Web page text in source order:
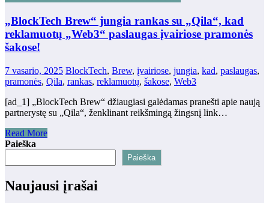
„BlockTech Brew“ jungia rankas su „Qila“, kad
reklamuotų „Web3“ paslaugas įvairiose pramonės
šakose!
7 vasario, 2025 BlockTech, Brew, įvairiose, jungia, kad, paslaugas,
pramonės, Qila, rankas, reklamuotų, šakose, Web3
[ad_1] „BlockTech Brew“ džiaugiasi galėdamas pranešti apie naują
partnerystę su „Qila“, ženklinant reikšmingą žingsnį link…
Read More
Paieška
Paieška
Naujausi įrašai